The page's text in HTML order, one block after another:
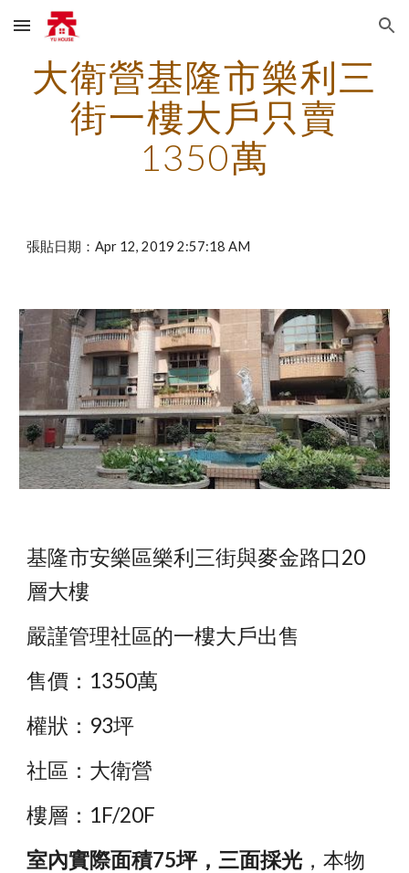
Skip to main content Skip to navigation
大衛營基隆市樂利三
街一樓大戶只賣
1350萬
張貼日期：Apr 12, 2019 2:57:18 AM
基隆市安樂區樂利三街與麥金路口20
層大樓
嚴謹管理社區的一樓大戶出售
售價：1350萬
權狀：93坪
社區：大衛營
樓層：1F/20F
室內實際面積75坪，三面採光 ，本物